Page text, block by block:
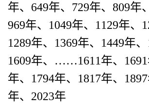
年、649年、729年、809年
969年、1049年、1129年、
1289年、1369年、1449年、
1609年、……1611年、1691
年、1794年、1817年、
年、2023年